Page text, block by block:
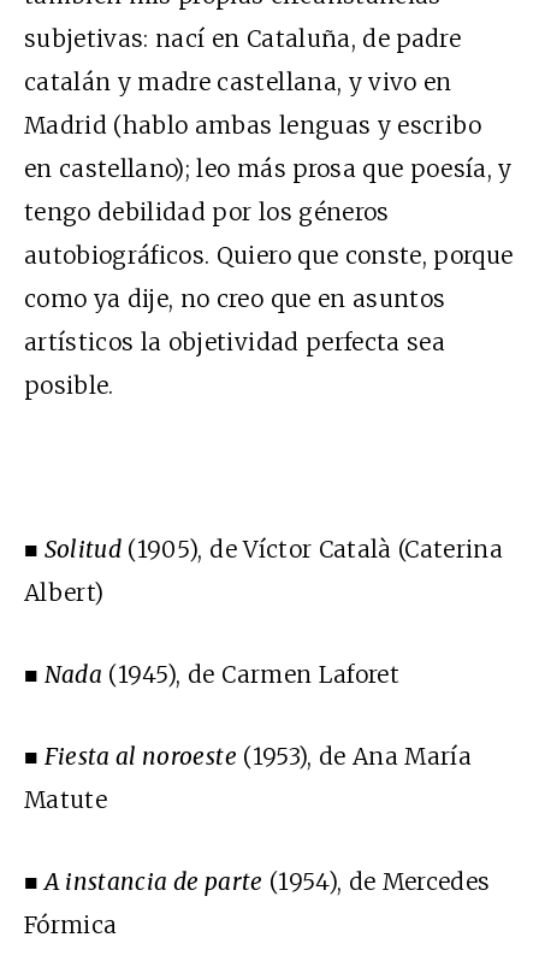
subjetivas: nací en Cataluña, de padre
catalán y madre castellana, y vivo en
Madrid (hablo ambas lenguas y escribo
en castellano); leo más prosa que poesía, y
tengo debilidad por los géneros
autobiográficos. Quiero que conste, porque
como ya dije, no creo que en asuntos
artísticos la objetividad perfecta sea
posible.
■ Solitud (1905), de Víctor Català (Caterina
Albert)
■ Nada (1945), de Carmen Laforet
■ Fiesta al noroeste (1953), de Ana María
Matute
■A instancia de parte (1954), de Mercedes
Fórmica